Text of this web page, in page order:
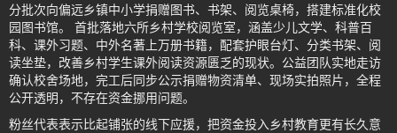
分批次向偏远乡镇中小学捐赠图书、书架、阅览桌椅，搭建标准化校
园图书馆。 首批落地六所乡村学校阅览室，涵盖少儿文学、科普百
科、课外习题、中外名著上万册书籍，配套护眼台灯、分类书架、阅
读坐垫，改善乡村学生课外阅读资源匮乏的现状。公益团队实地走访
确认校舍场地，完工后同步公示捐赠物资清单、现场实拍照片，全程
公开透明，不存在资金挪用问题。
粉丝代表表示比起铺张的线下应援，把资金投入乡村教育更有长久意